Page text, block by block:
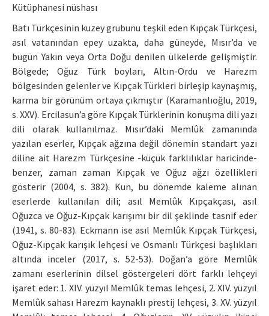
Kütüphanesi nüshası
Batı Türkçesinin kuzey grubunu teşkil eden Kıpçak Türkçesi,
asıl vatanından epey uzakta, daha güneyde, Mısır’da ve
bugün Yakın veya Orta Doğu denilen ülkelerde gelişmiştir.
Bölgede; Oğuz Türk boyları, Altın-Ordu ve Harezm
bölgesinden gelenler ve Kıpçak Türkleri birleşip kaynaşmış,
karma bir görünüm ortaya çıkmıştır (Karamanlıoğlu, 2019,
s. XXV). Ercilasun’a göre Kıpçak Türklerinin konuşma dili yazı
dili olarak kullanılmaz. Mısır’daki Memlûk zamanında
yazılan eserler, Kıpçak ağzına değil dönemin standart yazı
diline ait Harezm Türkçesine -küçük farklılıklar haricinde-
benzer, zaman zaman Kıpçak ve Oğuz ağzı özellikleri
gösterir (2004, s. 382). Kun, bu dönemde kaleme alınan
eserlerde kullanılan dili; asıl Memlûk Kıpçakçası, asıl
Oğuzca ve Oğuz-Kıpçak karışımı bir dil şeklinde tasnif eder
(1941, s. 80-83). Eckmann ise asıl Memlûk Kıpçak Türkçesi,
Oğuz-Kıpçak karışık lehçesi ve Osmanlı Türkçesi başlıkları
altında inceler (2017, s. 52-53). Doğan’a göre Memlûk
zamanı eserlerinin dilsel göstergeleri dört farklı lehçeyi
işaret eder: 1. XIV. yüzyıl Memlûk temas lehçesi, 2. XIV. yüzyıl
Memlûk sahası Harezm kaynaklı prestij lehçesi, 3. XV. yüzyıl